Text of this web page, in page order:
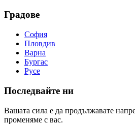
Градове
София
Пловдив
Варна
Бургас
Русе
Последвайте ни
Вашата сила е да продължавате
променяме с вас.